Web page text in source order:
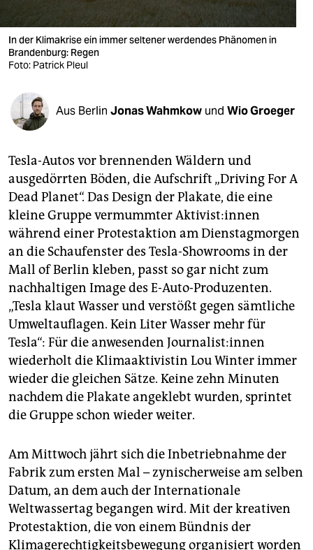
veranstaltungen
shop
fragen & hilfe
unterstützen
genossenschaft
epaper login
In der Klimakrise ein immer seltener werdendes Phänomen in
Brandenburg: Regen
Foto: Patrick Pleul
Aus Berlin Jonas Wahmkow und Wio Groeger
Tesla-Autos vor brennenden Wäldern und
ausgedörrten Böden, die Aufschrift „Driving For A
Dead Planet“. Das Design der Plakate, die eine
kleine Gruppe vermummter Ak­ti­vis­t:in­nen
während einer Protestaktion am Dienstagmorgen
an die Schaufenster des Tesla-Showrooms in der
Mall of Berlin kleben, passt so gar nicht zum
nachhaltigen Image des E-Auto-Produzenten.
„Tesla klaut Wasser und verstößt gegen sämtliche
Umweltauflagen. Kein Liter Wasser mehr für
Tesla“: Für die anwesenden Jour­na­lis­t:in­nen
wiederholt die Klimaaktivistin Lou Winter immer
wieder die gleichen Sätze. Keine zehn Minuten
nachdem die Plakate angeklebt wurden, sprintet
die Gruppe schon wieder weiter.
Am Mittwoch jährt sich die Inbetriebnahme der
Fabrik zum ersten Mal – zynischerweise am selben
Datum, an dem auch der Internationale
Weltwassertag begangen wird. Mit der kreativen
Protestaktion, die von einem Bündnis der
Klimagerechtigkeitsbewegung organisiert worden